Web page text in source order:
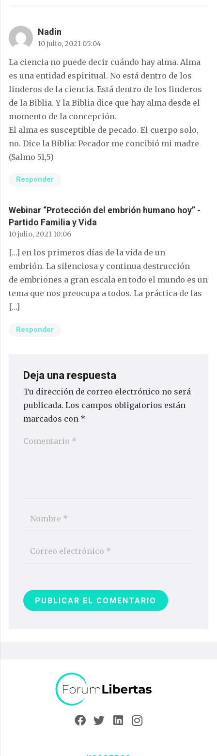
Nadin
10 julio, 2021 05:04
La ciencia no puede decir cuándo hay alma. Alma
es una entidad espiritual. No está dentro de los
linderos de la ciencia. Está dentro de los linderos
de la Biblia. Y la Biblia dice que hay alma desde el
momento de la concepción.
El alma es susceptible de pecado. El cuerpo solo,
no. Dice la Biblia: Pecador me concibió mi madre
(Salmo 51,5)
Responder
Webinar “Protección del embrión humano hoy” -
Partido Familia y Vida
10 julio, 2021 10:06
[…] en los primeros días de la vida de un
embrión. La silenciosa y continua destrucción
de embriones a gran escala en todo el mundo es un
tema que nos preocupa a todos. La práctica de las
[…]
Responder
Deja una respuesta
Tu dirección de correo electrónico no será
publicada. Los campos obligatorios están
marcados con *
PUBLICAR EL COMENTARIO